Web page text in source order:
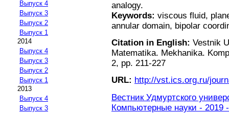
Выпуск 4
Выпуск 3
Выпуск 2
Выпуск 1
2014
Выпуск 4
Выпуск 3
Выпуск 2
Выпуск 1
2013
Выпуск 4
Выпуск 3
analogy.
Keywords: viscous fluid,
annular domain, bipolar
Citation in English: Vestnik
Matematika. Mekhanika.
2, pp. 211-227
URL: http://vst.ics.org.ru/
Вестник Удмуртского
Компьютерные науки - 2019